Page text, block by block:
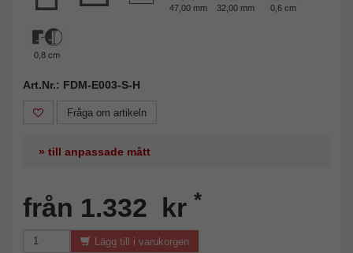
47,00 mm 32,00 mm 0,6 cm
0,8 cm
Art.Nr.: FDM-E003-S-H
Fråga om artikeln
» till anpassade mått
från 1.332 kr *
Lägg till i varukorgen